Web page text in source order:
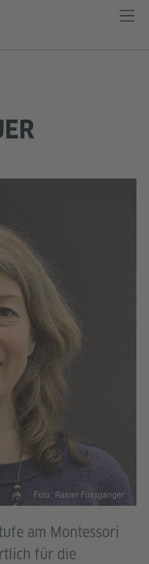
Foto: Rainer Fussgänger
am Montessori
für die